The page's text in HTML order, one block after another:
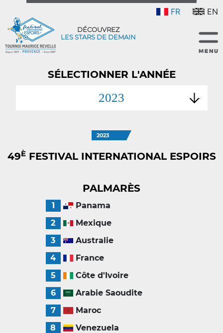
FR EN
DÉCOUVREZ
LES STARS DE DEMAIN
SÉLECTIONNER L'ANNÉE
2023
2023
49ÈFESTIVAL INTERNATIONAL ESPOIRS
PALMARÈS
1
Panama
2
Mexique
3
Australie
4
France
5
Côte d'Ivoire
6
Arabie Saoudite
7
Maroc
8
Venezuela